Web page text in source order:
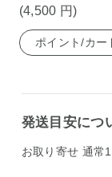
(4,500 円)
ポイント/カー
発送目安につ
お取り寄せ 通常